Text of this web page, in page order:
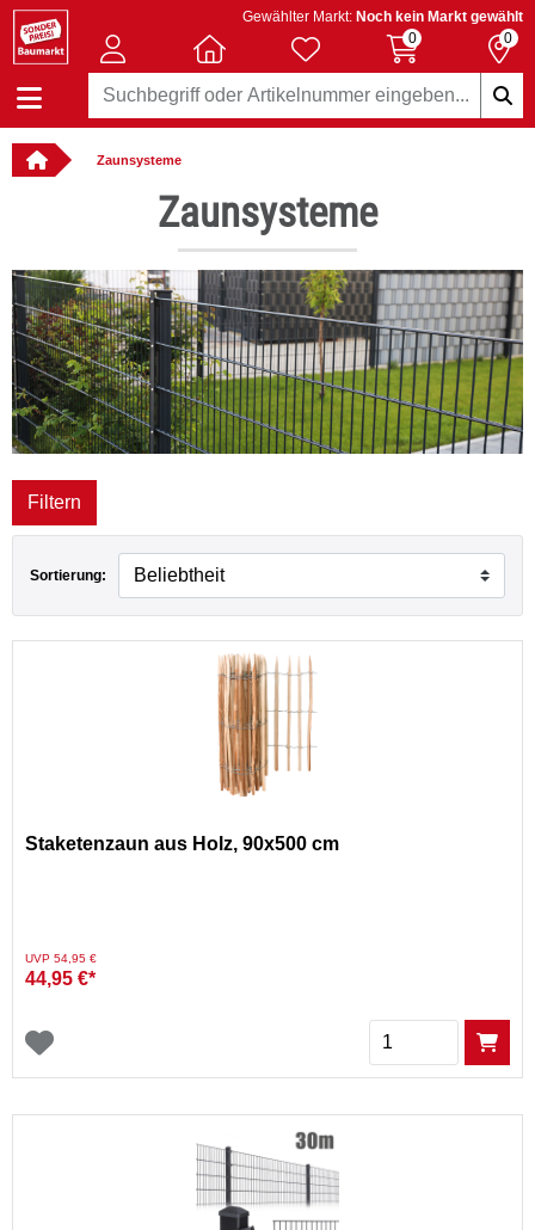
Gewählter Markt: Noch kein Markt gewählt
0
0
Zaunsysteme
& Co KG
Zaunsysteme
Filtern
Sortierung:
Staketenzaun aus Holz, 90x500 cm
Preis reduziert von
UVP 54,95 €auf
44,95 €*
Menge